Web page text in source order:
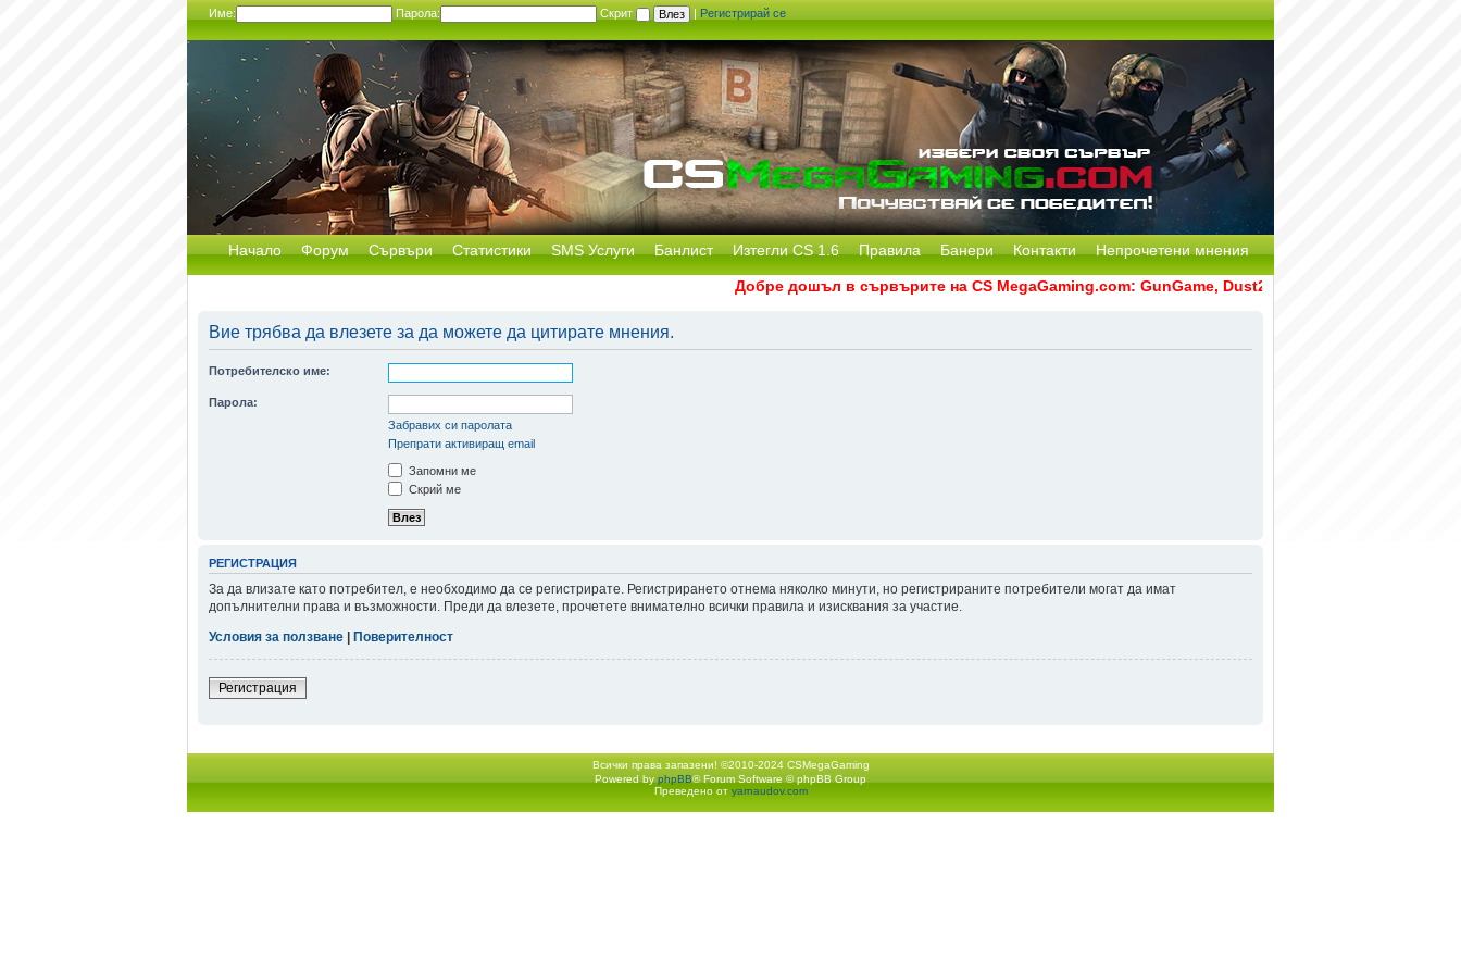
Име: Парола: Скрит | Регистрирай се
Начало Форум Сървъри Статистики SMS Услуги Банлист Изтегли CS 1.6 Правила Банери Контакти Непрочетени мнения
Добре дошъл в сървърите на CS MegaGaming.com: GunGame, Dust2, CS:GO Remake [Multi-
Вие трябва да влезете за да можете да цитирате мнения.
Потребителско име:
Парола:
Забравих си паролата
Препрати активиращ email
Запомни ме
Скрий ме
РЕГИСТРАЦИЯ
За да влизате като потребител, е необходимо да се регистрирате. Регистрирането отнема няколко минути, но регистрираните потребители могат да имат
допълнителни права и възможности. Преди да влезете, прочетете внимателно всички правила и изисквания за участие.
Условия за ползване | Поверителност
Регистрация
Всички права запазени! ©2010-2024 CSMegaGaming
Начало форум Екип•Изтрий всички бисквитки• Часовете са според зоната UTC + 2 часа [DST]
Powered by phpBB® Forum Software © phpBB Group
Преведено от yarnaudov.com